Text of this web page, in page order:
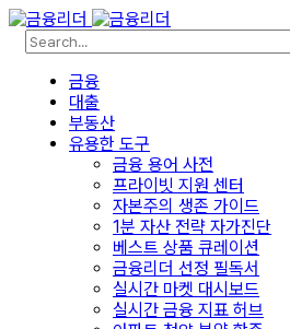
금융
대출
부동산
유용한 도구
금융 용어 사전
프라이빗 지원 센터
자본주의 생존 가이드
1분 자산 전략 자가진단
베스트 상품 큐레이션
금융리더 선정 필독서
실시간 마켓 대시보드
실시간 금융 지표 허브